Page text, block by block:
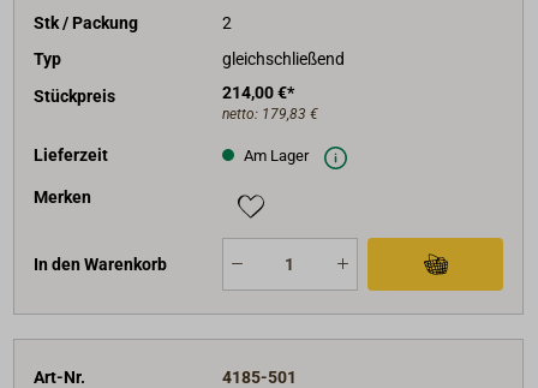
Stk / Packung
2
Typ
gleichschließend
Stückpreis
214,00 €*
netto: 179,83 €
Lieferzeit Am Lager
Merken
In den Warenkorb
Art-Nr.
4185-501